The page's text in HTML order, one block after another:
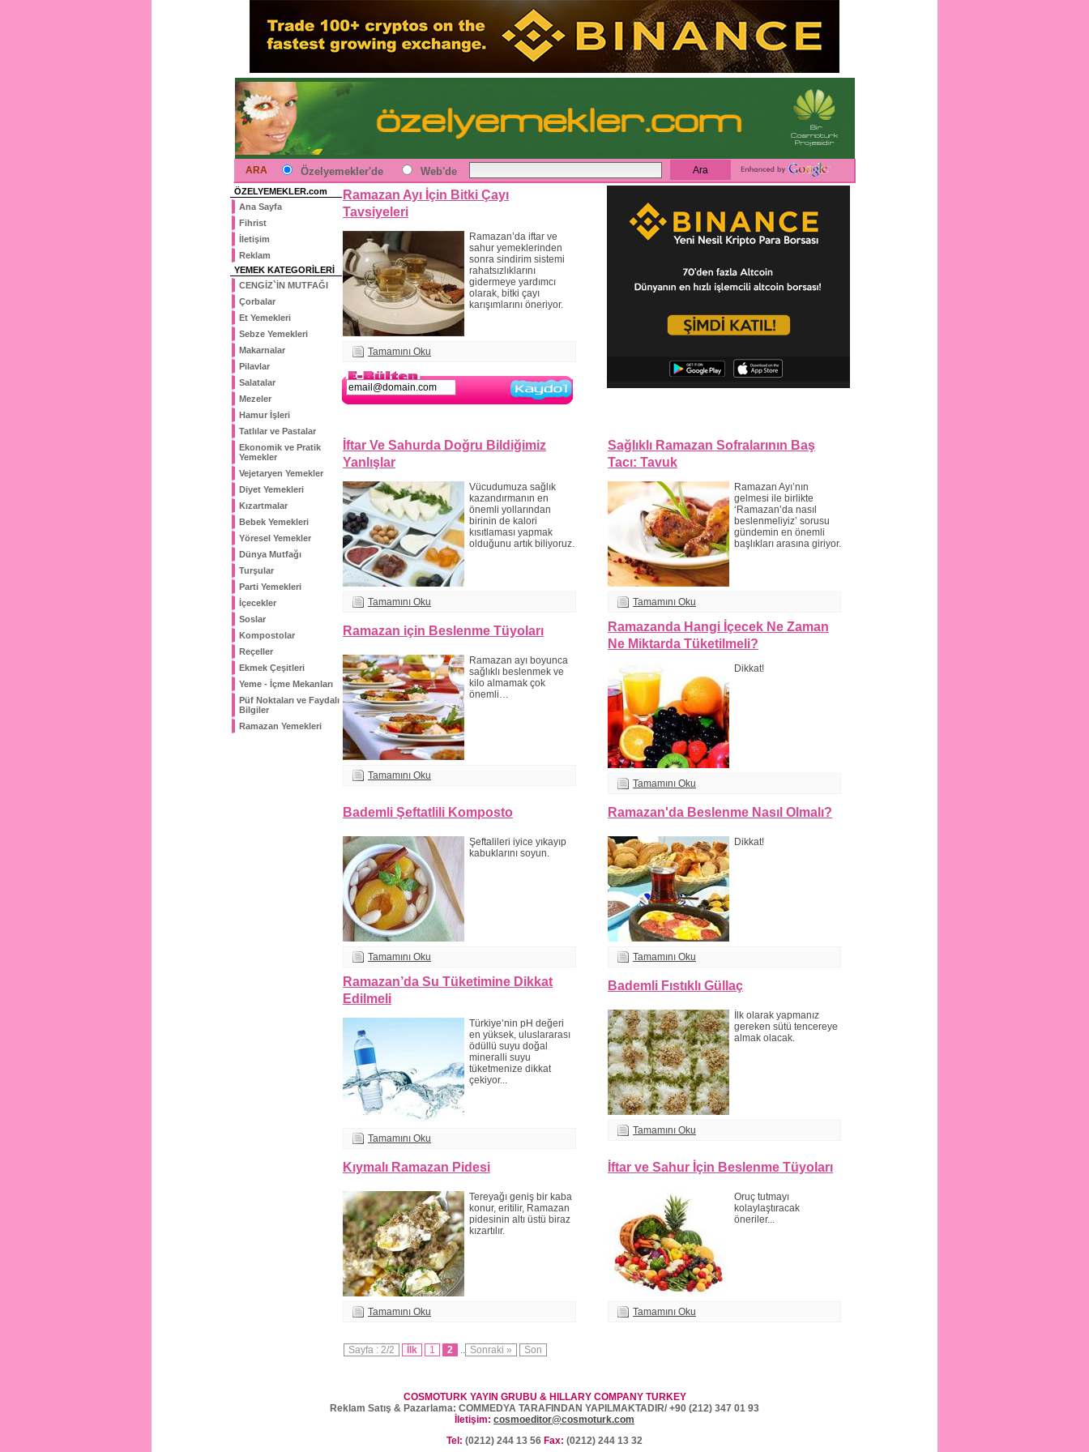
ARA Özelyemekler'de Web'de
ÖZELYEMEKLER.com
Ana Sayfa
Fihrist
İletişim
Reklam
YEMEK KATEGORİLERİ
CENGİZ`İN MUTFAĞI
Çorbalar
Et Yemekleri
Sebze Yemekleri
Makarnalar
Pilavlar
Salatalar
Mezeler
Hamur İşleri
Tatlılar ve Pastalar
Ekonomik ve Pratik
Yemekler
Vejetaryen Yemekler
Diyet Yemekleri
Kızartmalar
Bebek Yemekleri
Yöresel Yemekler
Dünya Mutfağı
Turşular
Parti Yemekleri
İçecekler
Soslar
Kompostolar
Reçeller
Ekmek Çeşitleri
Yeme - İçme Mekanları
Püf Noktaları ve Faydalı
Bilgiler
Ramazan Yemekleri
Ramazan Ayı İçin Bitki Çayı
Tavsiyeleri
Ramazan’da iftar ve
sahur yemeklerinden
sonra sindirim sistemi
rahatsızlıklarını
gidermeye yardımcı
olarak, bitki çayı
karışımlarını öneriyor.
Tamamını Oku
İftar Ve Sahurda Doğru Bildiğimiz
Yanlışlar
Vücudumuza sağlık
kazandırmanın en
önemli yollarından
birinin de kalori
kısıtlaması yapmak
olduğunu artık biliyoruz.
Tamamını Oku
Sağlıklı Ramazan Sofralarının Baş
Tacı: Tavuk
Ramazan Ayı’nın
gelmesi ile birlikte
‘Ramazan’da nasıl
beslenmeliyiz’ sorusu
gündemin en önemli
başlıkları arasına giriyor.
Tamamını Oku
Ramazan için Beslenme Tüyoları
Ramazan ayı boyunca
sağlıklı beslenmek ve
kilo almamak çok
önemli…
Tamamını Oku
Ramazanda Hangi İçecek Ne Zaman
Ne Miktarda Tüketilmeli?
Dikkat!
Tamamını Oku
Bademli Şeftatlili Komposto
Şeftalileri iyice yıkayıp
kabuklarını soyun.
Tamamını Oku
Ramazan'da Beslenme Nasıl Olmalı?
Dikkat!
Tamamını Oku
Ramazan’da Su Tüketimine Dikkat
Edilmeli
Türkiye’nin pH değeri
en yüksek, uluslararası
ödüllü suyu doğal
mineralli suyu
tüketmenize dikkat
çekiyor...
Tamamını Oku
Bademli Fıstıklı Güllaç
İlk olarak yapmanız
gereken sütü tencereye
almak olacak.
Tamamını Oku
Kıymalı Ramazan Pidesi
Tereyağı geniş bir kaba
konur, eritilir, Ramazan
pidesinin altı üstü biraz
kızartılır.
Tamamını Oku
İftar ve Sahur İçin Beslenme Tüyoları
Oruç tutmayı
kolaylaştıracak
öneriler...
Tamamını Oku
Sayfa : 2/2 İlk 1 2 .. Sonraki » Son
COSMOTURK YAYIN GRUBU & HILLARY COMPANY TURKEY
Reklam Satış & Pazarlama: COMMEDYA TARAFINDAN YAPILMAKTADIR/ +90 (212) 347 01 93
İletişim: cosmoeditor@cosmoturk.com
Tel: (0212) 244 13 56 Fax: (0212) 244 13 32